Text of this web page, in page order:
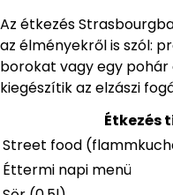
Az étkezés
az élményekről is szól:
borokat vagy egy
kiegészítik az elzászi
Étkezés
Street food
Éttermi napi menü